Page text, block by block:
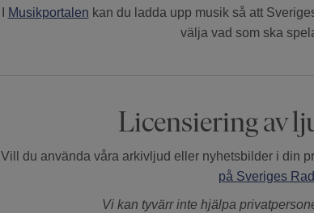
Musikportalen kan du ladda upp musik så att
välja vad som ska
Licensiering av
Vill du använda våra arkivljud eller nyhetsbilder i din
på Sveriges
Vi kan tyvärr inte hjälpa